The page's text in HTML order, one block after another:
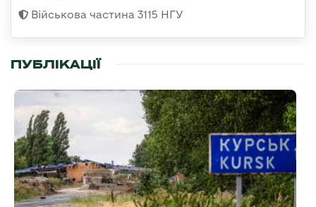
Військова частина 3115 НГУ
ПУБЛІКАЦІЇ